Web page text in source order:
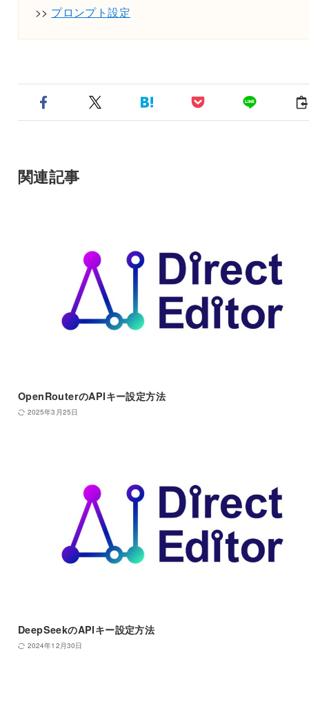
>> プロンプト設定
関連記事
OpenRouterのAPIキー設定方法
2025年3月25日
DeepSeekのAPIキー設定方法
2024年12月30日